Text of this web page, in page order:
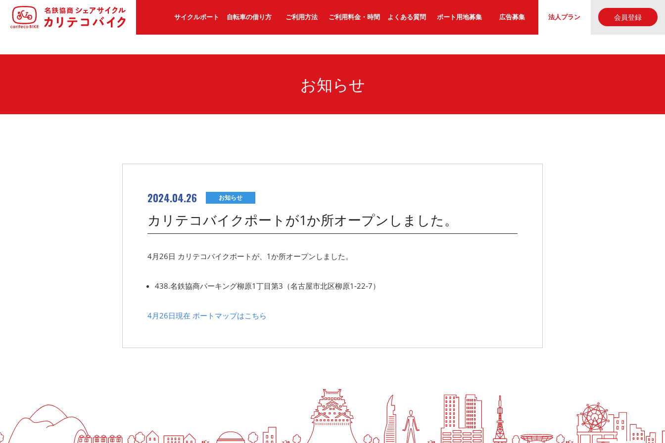
サイクルポート 自転車の借り方 ご利用方法 ご利用料金・時間 よくある質問 ポート用地募集 広告募集 法人プラン 会員登録
お知らせ
2024.04.26 お知らせ
カリテコバイクポートが1か所オープンしました。
4月26日 カリテコバイクポートが、1か所オープンしました。
438.名鉄協商パーキング柳原1丁目第3（名古屋市北区柳原1-22-7）
4月26日現在 ポートマップはこちら